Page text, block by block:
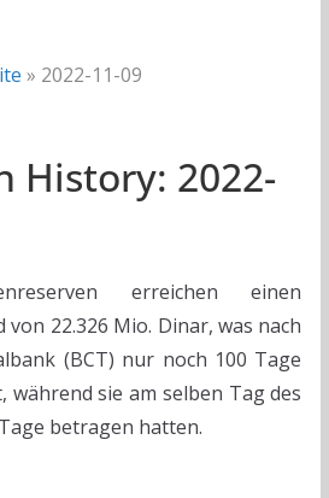
» 2022-11-09
History: 2022-
erreichen einen
22.326 Mio. Dinar, was nach
(BCT) nur noch 100 Tage
während sie am selben Tag des
betragen hatten.